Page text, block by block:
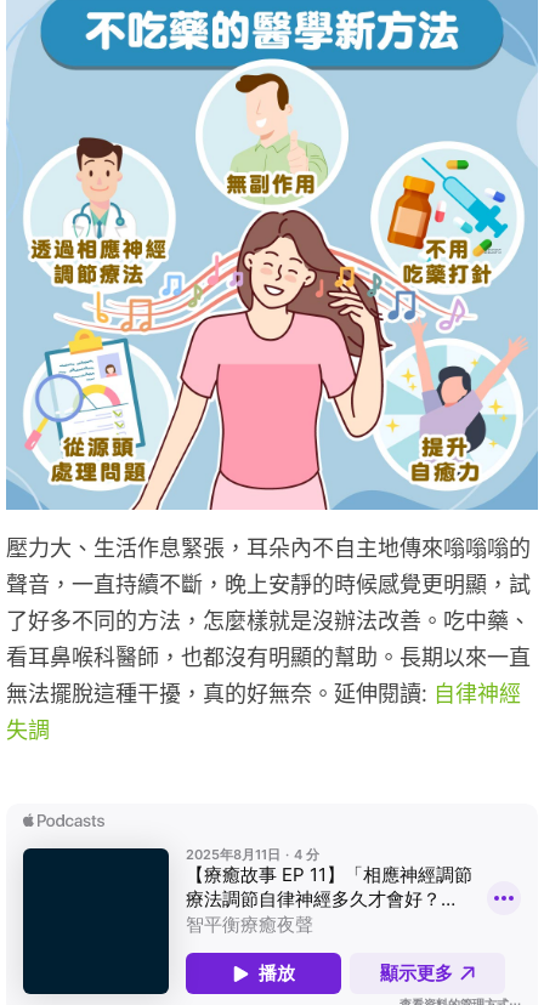
壓力大、生活作息緊張，耳朵內不自主地傳來嗡嗡嗡的
聲音，一直持續不斷，晚上安靜的時候感覺更明顯，試
了好多不同的方法，怎麼樣就是沒辦法改善。吃中藥、
看耳鼻喉科醫師，也都沒有明顯的幫助。長期以來一直
無法擺脫這種干擾，真的好無奈。延伸閱讀: 自律神經
失調